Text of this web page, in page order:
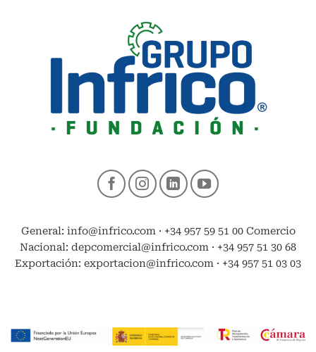
General: info@infrico.com · +34 957 59 51 00 Comercio
Nacional: depcomercial@infrico.com · +34 957 51 30 68
Exportación: exportacion@infrico.com · +34 957 51 03 03